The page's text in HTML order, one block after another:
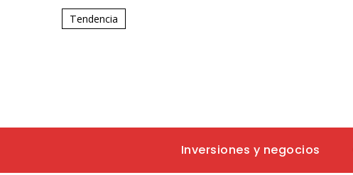
Tendencia
Inversiones y negocios